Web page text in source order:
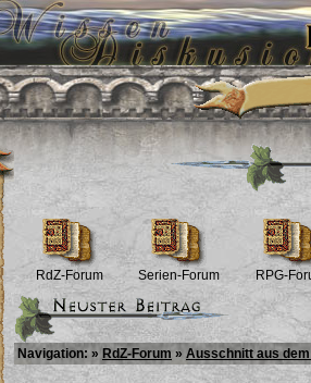
RdZ-Forum Serien-Forum RPG-
Navigation: » RdZ-Forum » Ausschnitt aus dem